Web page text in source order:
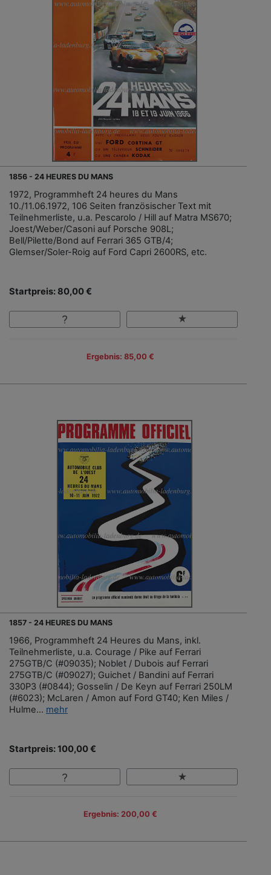
1856 - 24 HEURES DU MANS
1972, Programmheft 24 heures du Mans
10./11.06.1972, 106 Seiten französischer Text mit
Teilnehmerliste, u.a. Pescarolo / Hill auf Matra MS670;
Joest/Weber/Casoni auf Porsche 908L;
Bell/Pilette/Bond auf Ferrari 365 GTB/4;
Glemser/Soler-Roig auf Ford Capri 2600RS, etc.
Startpreis: 80,00 €
Ergebnis: 85,00 €
1857 - 24 HEURES DU MANS
1966, Programmheft 24 Heures du Mans, inkl.
Teilnehmerliste, u.a. Courage / Pike auf Ferrari
275GTB/C (#09035); Noblet / Dubois auf Ferrari
275GTB/C (#09027); Guichet / Bandini auf Ferrari
330P3 (#0844); Gosselin / De Keyn auf Ferrari 250LM
(#6023); McLaren / Amon auf Ford GT40; Ken Miles /
Hulme... mehr
Startpreis: 100,00 €
Ergebnis: 200,00 €